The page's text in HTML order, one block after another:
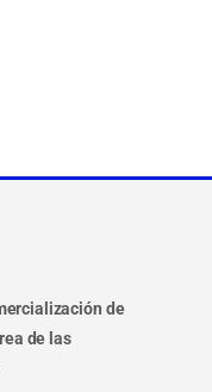
de
de las